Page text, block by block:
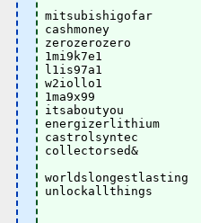
mitsubishigofar
cashmoney
zerozerozero
1mi9k7e1
l1is97a1
w2iollo1
1ma9x99
itsaboutyou
energizerlithium
castrolsyntec
collectorsed&
worldslongestlasting
unlockallthings